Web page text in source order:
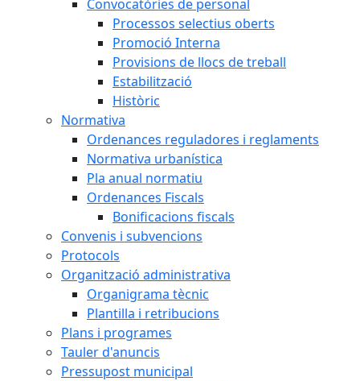
Convocatòries de personal
Processos selectius oberts
Promoció Interna
Provisions de llocs de treball
Estabilització
Històric
Normativa
Ordenances reguladores i reglaments
Normativa urbanística
Pla anual normatiu
Ordenances Fiscals
Bonificacions fiscals
Convenis i subvencions
Protocols
Organització administrativa
Organigrama tècnic
Plantilla i retribucions
Plans i programes
Tauler d'anuncis
Pressupost municipal